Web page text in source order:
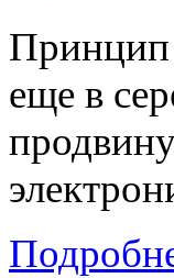
Принцип
еще в